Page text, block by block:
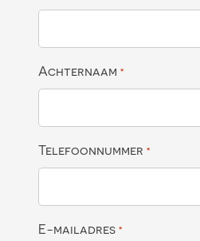
Achternaam *
Telefoonnummer *
E-mailadres *